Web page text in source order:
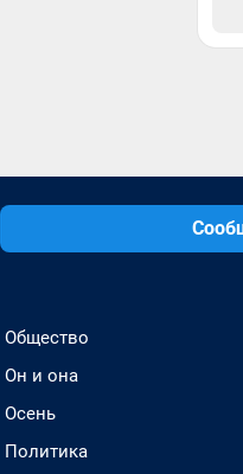
Общество
Он и она
Осень
Политика